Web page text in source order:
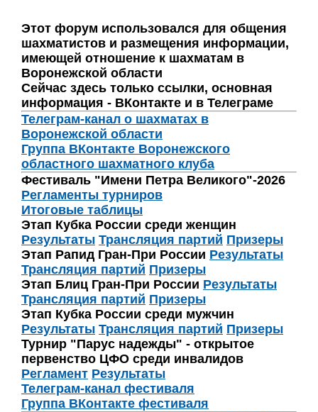
Этот форум использовался для общения
шахматистов и размещения информации,
имеющей отношение к шахматам в
Воронежской области
Сейчас здесь только ссылки, основная
информация - ВКонтакте и в Телеграме
Телеграм-канал о шахматах в
Воронежской области
Группа ВКонтакте Воронежского
областного шахматного клуба
Фестиваль "Имени Петра Великого"-2026
Регламенты турниров
Итоговые таблицы
Этап Кубка России среди женщин
Результаты Трансляция партий Призеры
Этап Рапид Гран-При России Результаты
Трансляция партий Призеры
Этап Блиц Гран-При России Результаты
Трансляция партий Призеры
Этап Кубка России среди мужчин
Результаты Трансляция партий Призеры
Турнир "Парус надежды" - открытое
первенство ЦФО среди инвалидов
Регламент Результаты
Телеграм-канал фестиваля
Группа ВКонтакте фестиваля